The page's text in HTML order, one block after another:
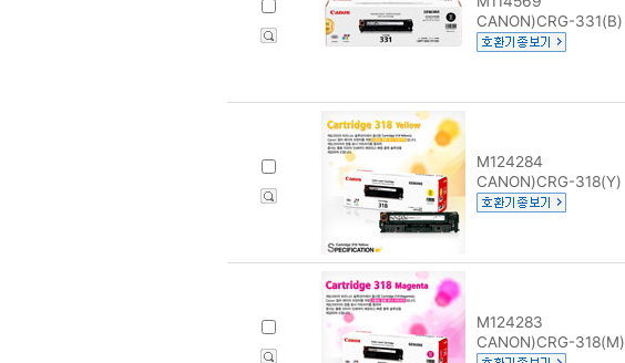
CANON)CRG-331(B)
M124284
CANON)CRG-318(Y)
M124283
CANON)CRG-318(M)